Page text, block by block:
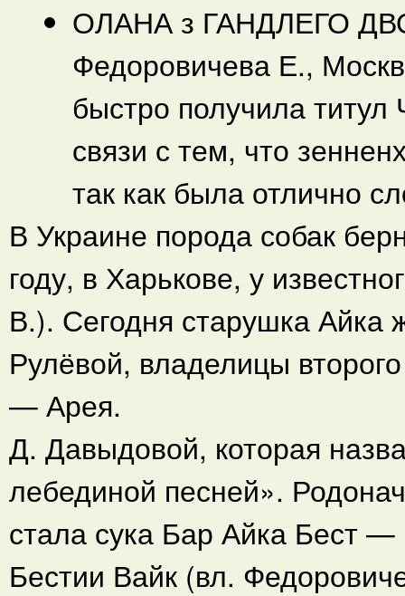
ОЛАНА з ГАНДЛЕГО
Федоровичева Е.,
быстро получила
связи с тем, что
так как была отлично
В Украине порода собак
году, в Харькове, у
В.). Сегодня старушка Айка
Рулёвой, владелицы
— Арея.
Д. Давыдовой, которая
лебединой песней».
стала сука Бар Айка Бест —
Бестии Вайк (вл.